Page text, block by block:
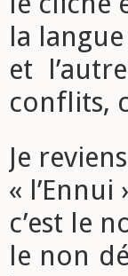
la langue
et
conflits,
Je
«
c’est le
le non